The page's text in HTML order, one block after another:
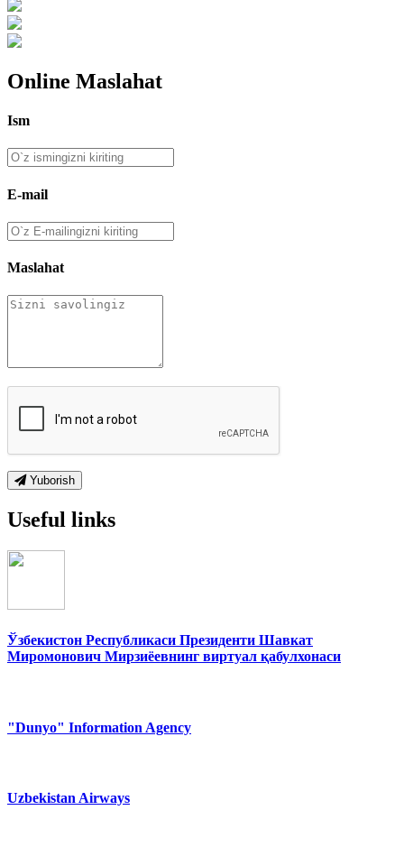
Online Maslahat
Ism
E-mail
Maslahat
Yuborish
Useful links
Ўзбекистон Республикаси Президенти Шавкат
Миромонович Мирзиёевнинг виртуал қабулхонаси
"Dunyo" Information Agency
Uzbekistan Airways